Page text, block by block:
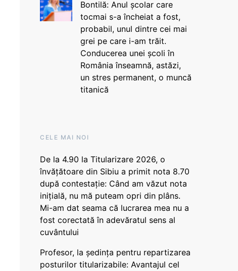
Bontilă: Anul școlar care
tocmai s-a încheiat a fost,
probabil, unul dintre cei mai
grei pe care i-am trăit.
Conducerea unei școli în
România înseamnă, astăzi,
un stres permanent, o muncă
titanică
CELE MAI NOI
De la 4.90 la Titularizare 2026, o
învățătoare din Sibiu a primit nota 8.70
după contestație: Când am văzut nota
inițială, nu mă puteam opri din plâns.
Mi-am dat seama că lucrarea mea nu a
fost corectată în adevăratul sens al
cuvântului
Profesor, la ședința pentru repartizarea
posturilor titularizabile: Avantajul cel